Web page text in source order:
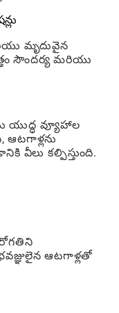
మృదువైన
సౌందర్య మరియు
యుద్ధ వ్యూహాల
ఆటగాళ్లను
వీలు కల్పిస్తుంది.
ఆటగాళ్లతో